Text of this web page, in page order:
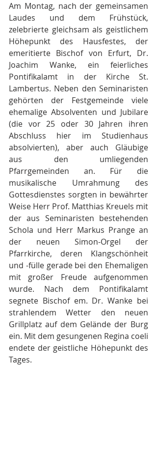
Am Montag, nach der gemeinsamen
Laudes und dem Frühstück,
zelebrierte gleichsam als geistlichem
Höhepunkt des Hausfestes, der
emeritierte Bischof von Erfurt, Dr.
Joachim Wanke, ein feierliches
Pontifikalamt in der Kirche St.
Lambertus. Neben den Seminaristen
gehörten der Festgemeinde viele
ehemalige Absolventen und Jubilare
(die vor 25 oder 30 Jahren ihren
Abschluss hier im Studienhaus
absolvierten), aber auch Gläubige
aus den umliegenden
Pfarrgemeinden an. Für die
musikalische Umrahmung des
Gottesdienstes sorgten in bewährter
Weise Herr Prof. Matthias Kreuels mit
der aus Seminaristen bestehenden
Schola und Herr Markus Prange an
der neuen Simon-Orgel der
Pfarrkirche, deren Klangschönheit
und -fülle gerade bei den Ehemaligen
mit großer Freude aufgenommen
wurde. Nach dem Pontifikalamt
segnete Bischof em. Dr. Wanke bei
strahlendem Wetter den neuen
Grillplatz auf dem Gelände der Burg
ein. Mit dem gesungenen Regina coeli
endete der geistliche Höhepunkt des
Tages.